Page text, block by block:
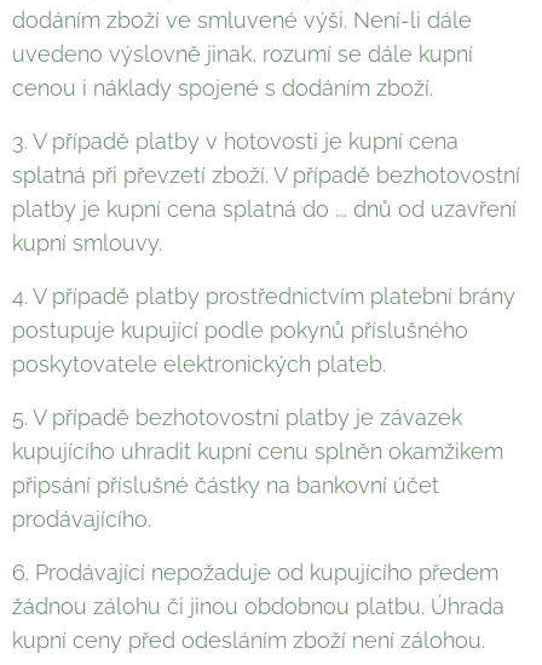
dodáním zboží ve smluvené výši. Není-li dále
uvedeno výslovně jinak, rozumí se dále kupní
cenou i náklady spojené s dodáním zboží.
3. V případě platby v hotovosti je kupní cena
splatná při převzetí zboží. V případě bezhotovostní
platby je kupní cena splatná do …. dnů od uzavření
kupní smlouvy.
4. V případě platby prostřednictvím platební brány
postupuje kupující podle pokynů příslušného
poskytovatele elektronických plateb.
5. V případě bezhotovostní platby je závazek
kupujícího uhradit kupní cenu splněn okamžikem
připsání příslušné částky na bankovní účet
prodávajícího.
6. Prodávající nepožaduje od kupujícího předem
žádnou zálohu či jinou obdobnou platbu. Úhrada
kupní ceny před odesláním zboží není zálohou.